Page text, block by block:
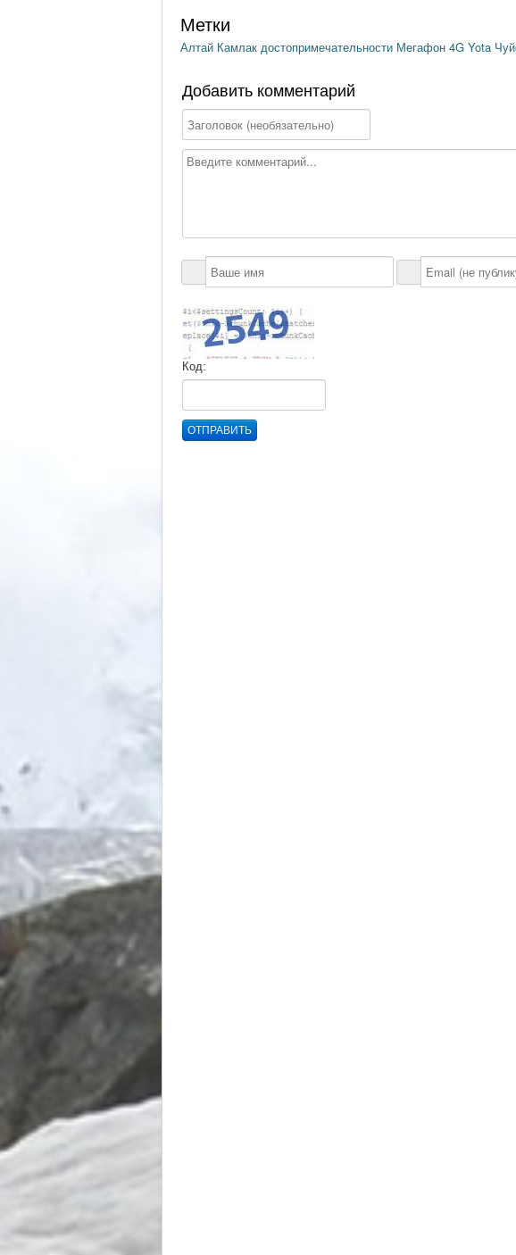
Метки
Алтай Камлак достопримечательности Мегафон 4G Yota
Добавить комментарий
Код:
ОТПРАВИТЬ